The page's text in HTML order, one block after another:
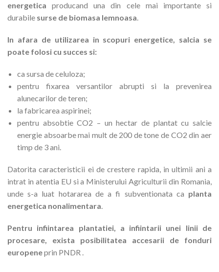
energetica producand una din cele mai importante si
durabile surse de biomasa lemnoasa.
In afara de utilizarea in scopuri energetice, salcia se
poate folosi cu succes si:
ca sursa de celuloza;
pentru fixarea versantilor abrupti si la prevenirea
alunecarilor de teren;
la fabricarea aspirinei;
pentru absobtie CO2 – un hectar de plantat cu salcie
energie absoarbe mai mult de 200 de tone de CO2 din aer
timp de 3 ani.
Datorita caracteristicii ei de crestere rapida, in ultimii ani a
intrat in atentia EU si a Ministerului Agriculturii din Romania,
unde s-a luat hotararea de a fi subventionata ca planta
energetica nonalimentara.
Pentru infiintarea plantatiei, a infiintarii unei linii de
procesare, exista posibilitatea accesarii de fonduri
europeneprin PNDR .